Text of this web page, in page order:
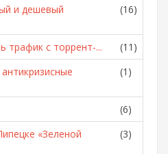
и дешевый
(16)
трафик с торрент-...
(11)
(1)
(6)
«Зеленой
(3)